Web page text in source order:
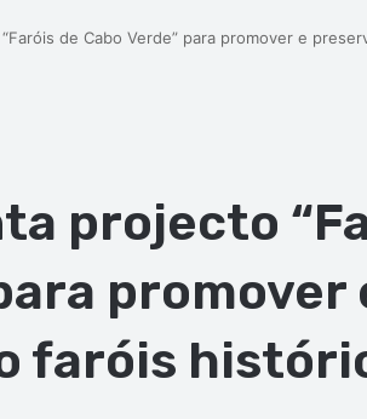
de Cabo Verde” para promover e
projecto
promover
faróis